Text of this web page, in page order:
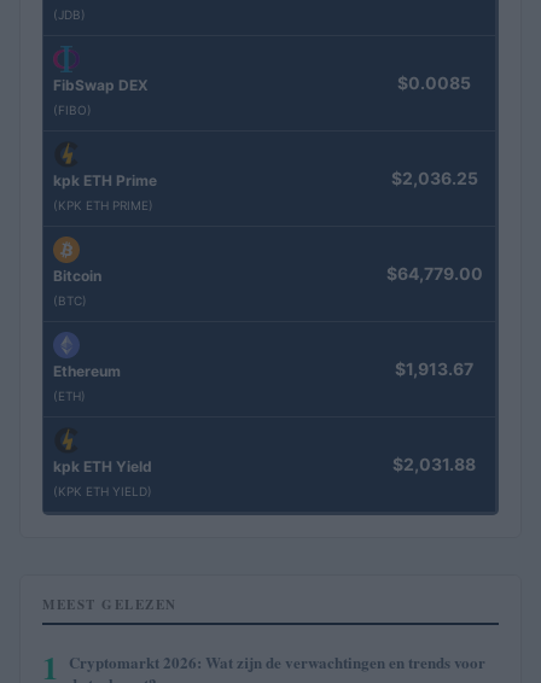
(JDB)
FibSwap DEX
(FIBO)
$0.0085
kpk ETH Prime
(KPK ETH PRIME)
$2,036.25
Bitcoin
(BTC)
$64,779.00
Ethereum
(ETH)
$1,913.67
kpk ETH Yield
(KPK ETH YIELD)
$2,031.88
MEEST GELEZEN
1
Cryptomarkt 2026: Wat zijn de verwachtingen en trends voor